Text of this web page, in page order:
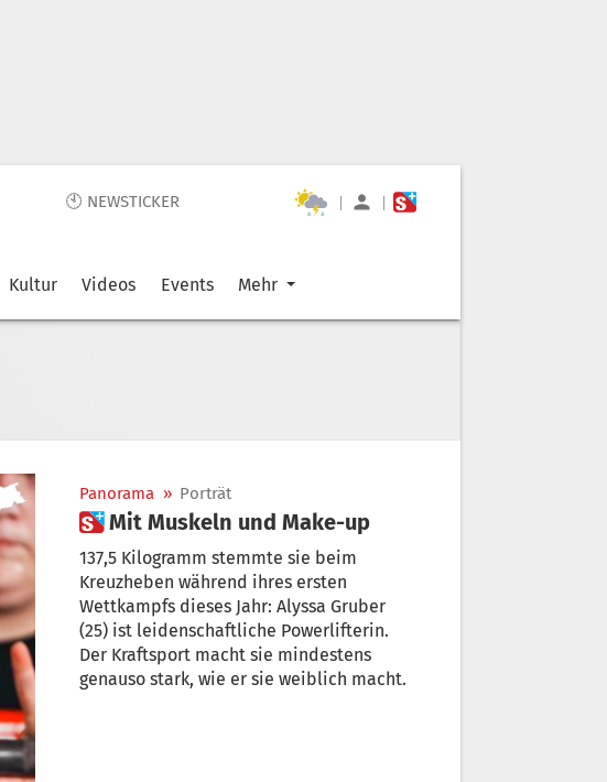
🕙 NEWSTICKER | |
Kultur Videos Events Mehr
Panorama » Porträt
 Mit Muskeln und Make-up
137,5 Kilogramm stemmte sie beim
Kreuzheben während ihres ersten
Wettkampfs dieses Jahr: Alyssa Gruber
(25) ist leidenschaftliche Powerlifterin.
Der Kraftsport macht sie mindestens
genauso stark, wie er sie weiblich macht.